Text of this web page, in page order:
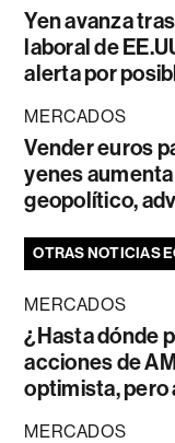
Yen avanza
laboral de
alerta por
MERCADOS
Vender euros
yenes
geopolítico,
OTRAS NOTICIAS
MERCADOS
¿Hasta dónde
acciones de
optimista,
MERCADOS